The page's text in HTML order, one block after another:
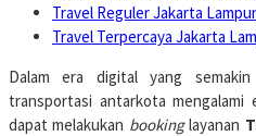
Travel Reguler Jakarta
Travel Terpercaya Jakarta
Dalam era digital yang
transportasi antarkota mengalami
dapat melakukan bookinglayanan